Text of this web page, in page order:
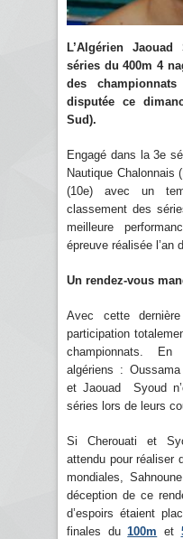
L’Algérien
séries du 400m 4
des
disputée ce
Sud).
Engagé dans la 3e
Nautique Chalonnais
(10e) avec un
classement des
meilleure
épreuve réalisée l’an
Un rendez-vous
Avec cette
participation
championnats.
algériens :
et Jaouad Syoud
séries lors de leurs
Si Cherouati et
attendu pour réaliser
mondiales,
déception de ce
d’espoirs étaient
finales du 100m et